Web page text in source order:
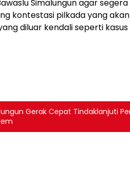
Simalungun agar
kontestasi pilkada yang
diluar kendali seperti kasus
Gerak Cepat Tindaklanjuti